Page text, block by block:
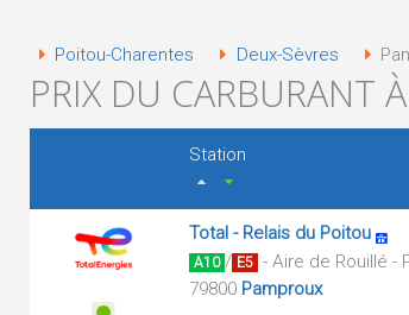
Poitou-Charentes Deux-Sèvres
PRIX DU CARBURANT
Station
Total - Relais du Poitou
A10 / E5 - Aire de Rouillé -
79800 Pamproux